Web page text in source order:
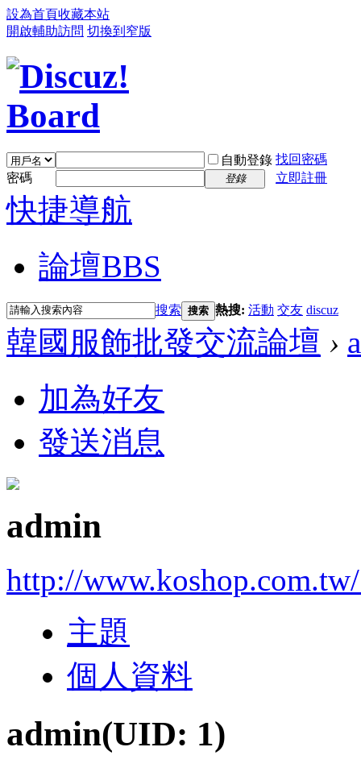
設為首頁收藏本站
開啟輔助訪問 切換到窄版
自動登錄 找回密碼
密碼
登錄 立即註冊
快捷導航
論壇BBS
搜索 搜索 熱搜: 活動 交友 discuz
韓國服飾批發交流論壇 ›
加為好友
發送消息
admin
http://
主題
個人資料
admin(UID: 1)